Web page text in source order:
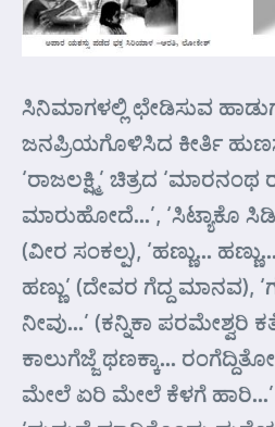
ಸಿನಿಮಾಗಳಲ್ಲಿ ಛೇಡಿಸುವ
ಜನಪ್ರಿಯಗೊಳಿಸಿದ ಕೀರ್ತಿ
‘ರಾಜಲಕ್ಷ್ಮಿ’ ಚಿತ್ರದ
ಮಾರುಹೋದೆ…’, ‘ಸಿಟ್ಯಾಕೊ
(ವೀರ ಸಂಕಲ್ಪ), ‘ಹಣ್ಣು…
ಹಣ್ಣು’ (ದೇವರ ಗೆದ್ದ
ನೀವು…’ (ಕನ್ನಿಕಾ ಪರಮೇಶ್ವರಿ
ಕಾಲುಗೆಜ್ಜೆ ಥಣಕ್ಕಾ…
ಮೇಲೆ ಏರಿ ಮೇಲೆ ಕೆಳಗೆ